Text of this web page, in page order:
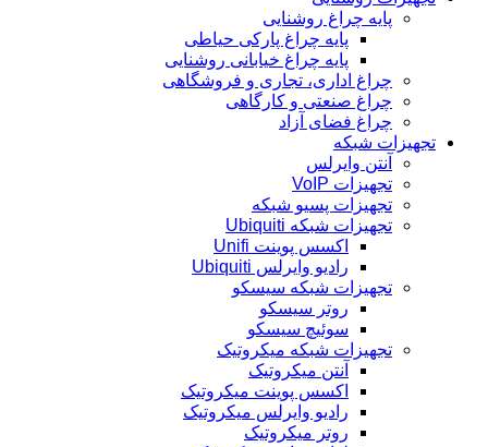
پایه چراغ روشنایی
پایه چراغ پارکی حیاطی
پایه چراغ خیابانی روشنایی
چراغ اداری، تجاری و فروشگاهی
چراغ صنعتی و کارگاهی
چراغ فضای آزاد
تجهیزات شبکه
آنتن وایرلس
تجهیزات VoIP
تجهیزات پسیو شبکه
تجهیزات شبکه Ubiquiti
اکسس پوینت Unifi
رادیو وایرلس Ubiquiti
تجهیزات شبکه سیسکو
روتر سیسکو
سوئیچ سیسکو
تجهیزات شبکه میکروتیک
آنتن میکروتیک
اکسس پوینت میکروتیک
رادیو وایرلس میکروتیک
روتر میکروتیک